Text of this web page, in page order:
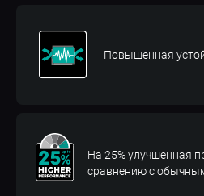
Повышенная
На 25% улучшенная
сравнению с